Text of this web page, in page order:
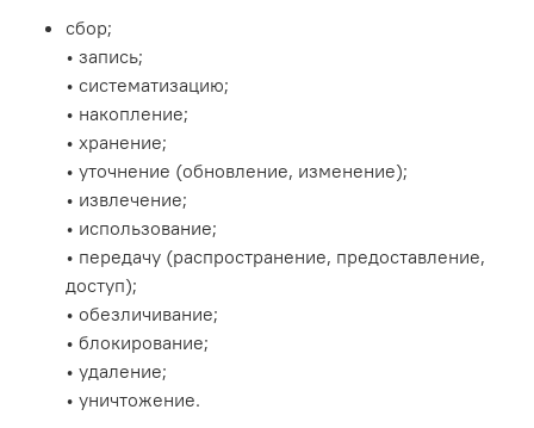
сбор;
• запись;
• систематизацию;
• накопление;
• хранение;
• уточнение (обновление, изменение);
• извлечение;
• использование;
• передачу (распространение, предоставление,
доступ);
• обезличивание;
• блокирование;
• удаление;
• уничтожение.